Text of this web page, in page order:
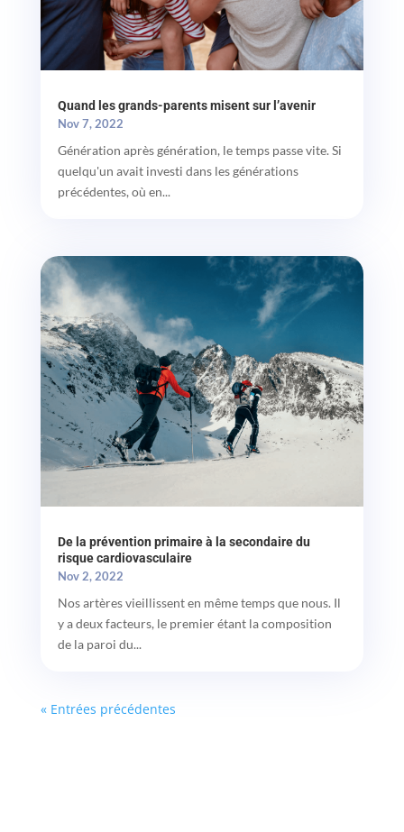
Quand les grands-parents misent sur l’avenir
Nov 7, 2022
Génération après génération, le temps passe vite. Si
quelqu'un avait investi dans les générations
précédentes, où en...
De la prévention primaire à la secondaire du
risque cardiovasculaire
Nov 2, 2022
Nos artères vieillissent en même temps que nous. Il
y a deux facteurs, le premier étant la composition
de la paroi du...
« Entrées précédentes